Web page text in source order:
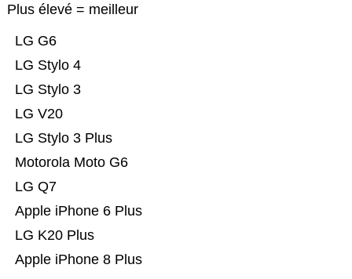
Plus élevé = meilleur
Apple iPhone 8 Plus
LG K20 Plus
Apple iPhone 6 Plus
LG Q7
Motorola Moto G6
LG Stylo 3 Plus
LG V20
LG Stylo 3
LG Stylo 4
LG G6